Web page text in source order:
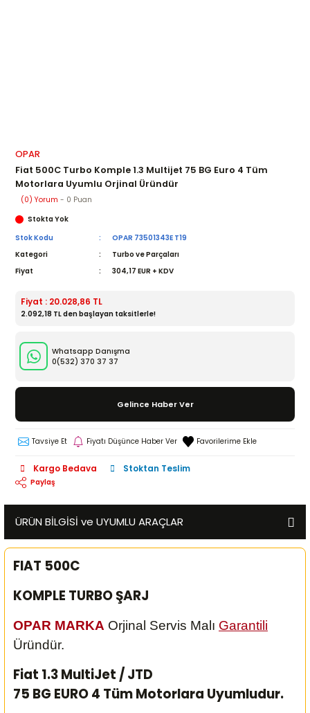
OPAR
Fiat 500C Turbo Komple 1.3 Multijet 75 BG Euro 4 Tüm
Motorlara Uyumlu Orjinal Üründür
(0) Yorum - 0 Puan
Stokta Yok
Stok Kodu
OPAR 73501343E T19
Kategori
Turbo ve Parçaları
Fiyat
304,17 EUR + KDV
Fiyat : 20.028,86 TL
2.092,18 TL den başlayan taksitlerle!
Whatsapp Danışma
0(532) 370 37 37
Gelince Haber Ver
Tavsiye Et Fiyatı Düşünce Haber Ver
Kargo Bedava Stoktan Teslim
Paylaş
ÜRÜN BİLGİSİ ve UYUMLU ARAÇLAR
FIAT 500C
KOMPLE TURBO ŞARJ
OPAR MARKA Orjinal Servis Malı Garantili
Üründür.
Fiat 1.3 MultiJet / JTD
75 BG EURO 4 Tüm Motorlara Uyumludur.